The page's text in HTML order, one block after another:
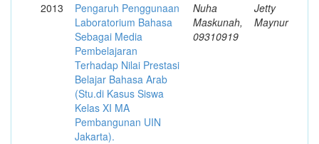
2013
Pengaruh Penggunaan
Laboratorium Bahasa
Sebagai Media
Pembelajaran
Terhadap Nilai Prestasi
Belajar Bahasa Arab
(Stu.di Kasus Siswa
Kelas XI MA
Pembangunan UIN
Jakarta).
Nuha
Maskunah,
09310919
Jetty
Maynur